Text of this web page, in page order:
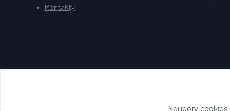
Kontakty
Soubory